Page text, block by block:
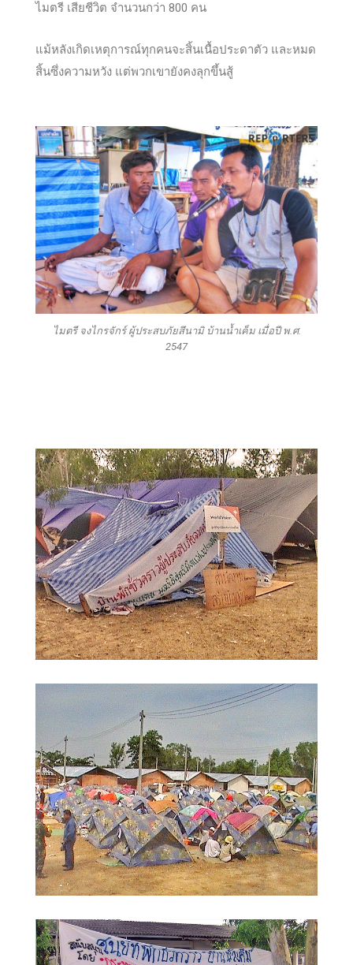
ไมตรี เสียชีวิต จำนวนกว่า 800 คน
แม้หลังเกิดเหตุการณ์ทุกคนจะสิ้นเนื้อประดาตัว และหมด
สิ้นซึ่งความหวัง แต่พวกเขายังคงลุกขึ้นสู้
ไมตรี จงไกรจักร์ ผู้ประสบภัยสึนามิ บ้านน้ำเค็ม เมื่อปี พ.ศ.
2547